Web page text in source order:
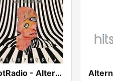
GotRadio - Alternative